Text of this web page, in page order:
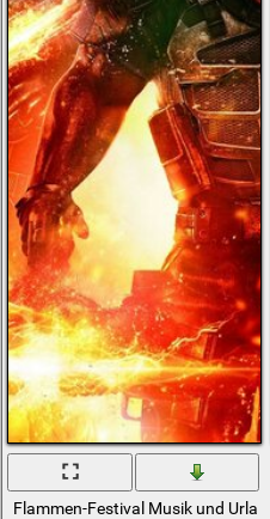
Flammen-Festival Musik und Urlaub